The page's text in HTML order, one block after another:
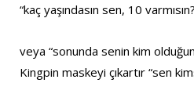
“kaç yaşındasın sen, 10
veya “sonunda senin kim
Kingpin maskeyi çıkartır “sen